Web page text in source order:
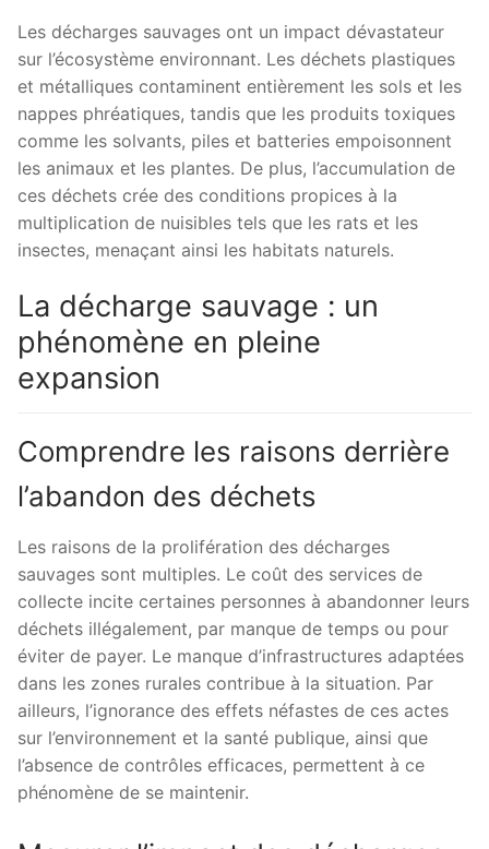
Les décharges sauvages ont un impact dévastateur
sur l’écosystème environnant. Les déchets plastiques
et métalliques contaminent entièrement les sols et les
nappes phréatiques, tandis que les produits toxiques
comme les solvants, piles et batteries empoisonnent
les animaux et les plantes. De plus, l’accumulation de
ces déchets crée des conditions propices à la
multiplication de nuisibles tels que les rats et les
insectes, menaçant ainsi les habitats naturels.
La décharge sauvage : un
phénomène en pleine
expansion
Comprendre les raisons derrière
l’abandon des déchets
Les raisons de la prolifération des décharges
sauvages sont multiples. Le coût des services de
collecte incite certaines personnes à abandonner leurs
déchets illégalement, par manque de temps ou pour
éviter de payer. Le manque d’infrastructures adaptées
dans les zones rurales contribue à la situation. Par
ailleurs, l’ignorance des effets néfastes de ces actes
sur l’environnement et la santé publique, ainsi que
l’absence de contrôles efficaces, permettent à ce
phénomène de se maintenir.